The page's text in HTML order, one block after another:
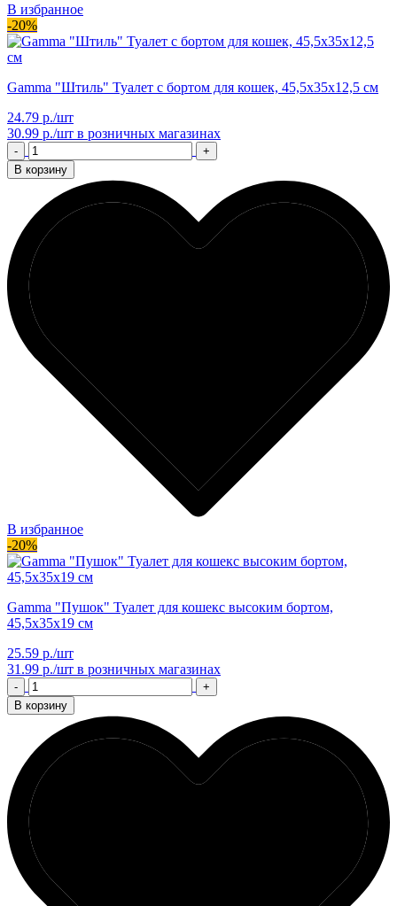
В избранное
-20%
Gamma "Штиль" Туалет с бортом для кошек, 45,5х35х12,5 см
24.79 р./шт
30.99 р./шт в розничных магазинах
-
+
В корзину
В избранное
-20%
Gamma "Пушок" Туалет для кошекс высоким бортом,
45,5x35x19 см
25.59 р./шт
31.99 р./шт в розничных магазинах
-
+
В корзину